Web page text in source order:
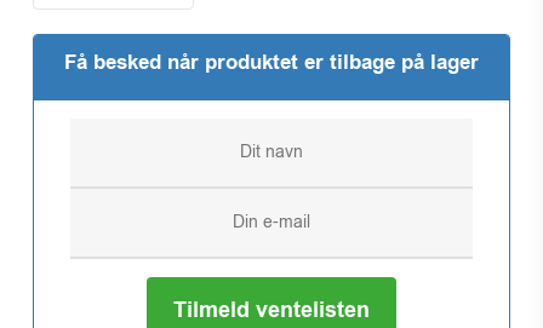
Få besked når produktet er tilbage på lager
Tilmeld ventelisten